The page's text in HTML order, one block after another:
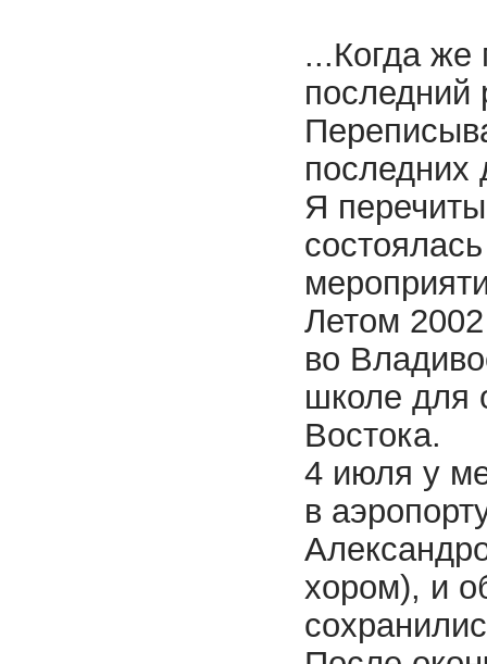
...Когда же
последний
последних
Я
Летом
во
школе для
Востока.
4 июля у
в
хором), и